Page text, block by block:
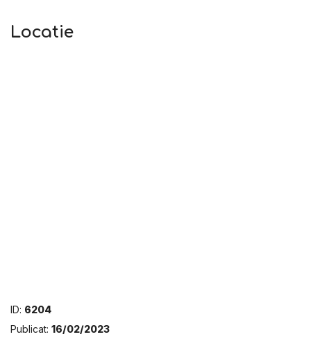
Locatie
ID: 6204
Publicat: 16/02/2023